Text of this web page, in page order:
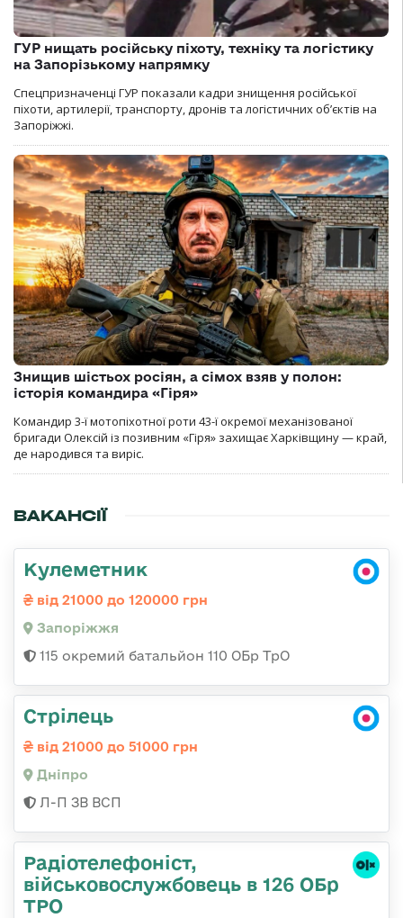
ГУР нищать російську піхоту, техніку та логістику
на Запорізькому напрямку
Спецпризначенці ГУР показали кадри знищення російської
піхоти, артилерії, транспорту, дронів та логістичних об’єктів на
Запоріжжі.
Знищив шістьох росіян, а сімох взяв у полон:
історія командира «Гіря»
Командир 3-ї мотопіхотної роти 43-ї окремої механізованої
бригади Олексій із позивним «Гіря» захищає Харківщину — край,
де народився та виріс.
ВАКАНСІЇ
Кулеметник
від 21000 до 120000 грн
Запоріжжя
115 окремий батальйон 110 ОБр ТрО
Стрілець
від 21000 до 51000 грн
Дніпро
Л-П ЗВ ВСП
Радіотелефоніст,
військовослужбовець в 126 ОБр
ТРО